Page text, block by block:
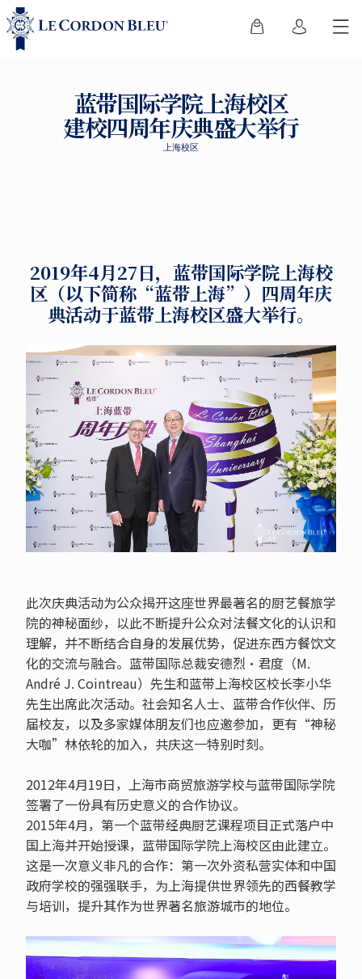
蓝带国际学院上海校区
建校四周年庆典盛大举行
上海校区
2019年4月27日，蓝带国际学院上海校
区（以下简称“蓝带上海”）四周年庆
典活动于蓝带上海校区盛大举行。
此次庆典活动为公众揭开这座世界最著名的厨艺餐旅学
院的神秘面纱，以此不断提升公众对法餐文化的认识和
理解，并不断结合自身的发展优势，促进东西方餐饮文
化的交流与融合。蓝带国际总裁安德烈·君度（M.
André J. Cointreau）先生和蓝带上海校区校长李小华
先生出席此次活动。社会知名人士、蓝带合作伙伴、历
届校友，以及多家媒体朋友们也应邀参加，更有“神秘
大咖”林依轮的加入，共庆这一特别时刻。
2012年4月19日，上海市商贸旅游学校与蓝带国际学院
签署了一份具有历史意义的合作协议。
2015年4月，第一个蓝带经典厨艺课程项目正式落户中
国上海并开始授课，蓝带国际学院上海校区由此建立。
这是一次意义非凡的合作：第一次外资私营实体和中国
政府学校的强强联手，为上海提供世界领先的西餐教学
与培训，提升其作为世界著名旅游城市的地位。